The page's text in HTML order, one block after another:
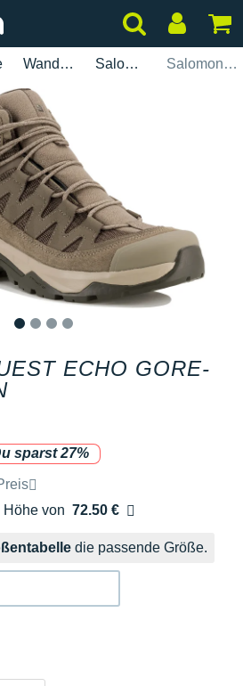
Wanderung Salomon Salomon Quest Echo Gore-Tex Herren
ECHO GORE-
sparst 27%
der Marke
Höhe von 72.50 €
die passende Größe.